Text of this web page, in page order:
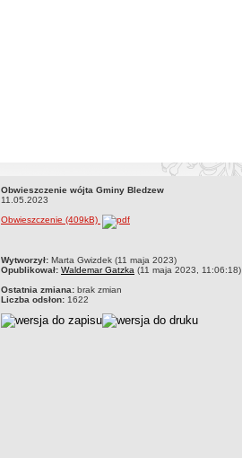
Obwieszczenie wójta Gminy Bledzew11.05.2023
Obwieszczenie wójta Gminy Bledzew
11.05.2023
Obwieszczenie (409kB)
metryczka
Wytworzył: Marta Gwizdek (11 maja 2023)
Opublikował: Waldemar Gatzka (11 maja 2023, 11:06:18)
Ostatnia zmiana: brak zmian
Liczba odsłon: 1622